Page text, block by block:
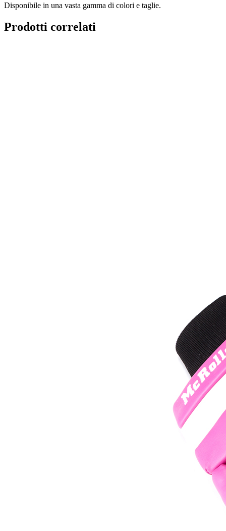
Disponibile in una vasta gamma di colori e taglie.
Prodotti correlati